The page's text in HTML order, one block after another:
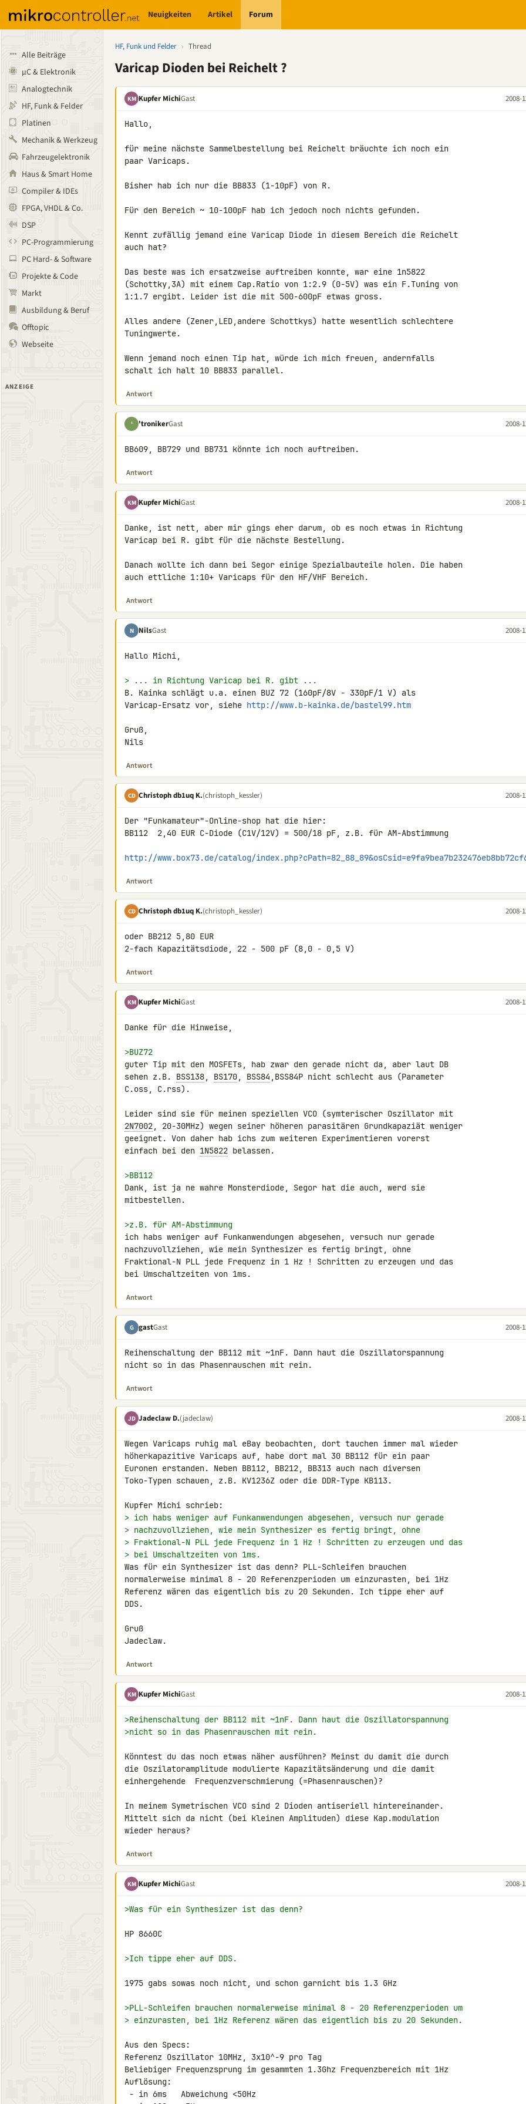
Neuigkeiten Artikel Forum
Alle Beiträge
µC & Elektronik
Analogtechnik
HF, Funk & Felder
Platinen
Mechanik & Werkzeug
Fahrzeugelektronik
Haus & Smart Home
Compiler & IDEs
FPGA, VHDL & Co.
DSP
PC-Programmierung
PC Hard- & Software
Projekte & Code
Markt
Ausbildung & Beruf
Offtopic
Webseite
ANZEIGE
HF, Funk und Felder › Thread
Varicap Dioden bei Reichelt ?
KM Kupfer MichiGast 2008-
Hallo,
für meine nächste Sammelbestellung bei Reichelt bräuchte ich noch ein
paar Varicaps.
Bisher hab ich nur die BB833 (1-10pF) von R.
Für den Bereich ~ 10-100pF hab ich jedoch noch nichts gefunden.
Kennt zufällig jemand eine Varicap Diode in diesem Bereich die Reichelt
auch hat?
Das beste was ich ersatzweise auftreiben konnte, war eine 1n5822
(Schottky,3A) mit einem Cap.Ratio von 1:2.9 (0-5V) was ein F.Tuning von
1:1.7 ergibt. Leider ist die mit 500-600pF etwas gross.
Alles andere (Zener,LED,andere Schottkys) hatte wesentlich schlechtere
Tuningwerte.
Wenn jemand noch einen Tip hat, würde ich mich freuen, andernfalls
schalt ich halt 10 BB833 parallel.
Antwort
' 'tronikerGast 2008-
BB609, BB729 und BB731 könnte ich noch auftreiben.
Antwort
KM Kupfer MichiGast 2008-
Danke, ist nett, aber mir gings eher darum, ob es noch etwas in Richtung
Varicap bei R. gibt für die nächste Bestellung.
Danach wollte ich dann bei Segor einige Spezialbauteile holen. Die haben
auch ettliche 1:10+ Varicaps für den HF/VHF Bereich.
Antwort
N NilsGast 2008-
Hallo Michi,
> ... in Richtung Varicap bei R. gibt ...
B. Kainka schlägt u.a. einen BUZ 72 (160pF/8V - 330pF/1 V) als
Varicap-Ersatz vor, siehe http://www.b-kainka.de/bastel99.htm
Gruß,
Nils
Antwort
CD Christoph db1uq K.(christoph_kessler) 2008-
Der "Funkamateur"-Online-shop hat die hier:
BB112  2,40 EUR C-Diode (C1V/12V) = 500/18 pF, z.B. für AM-Abstimmung
http://www.box73.de/catalog/
Antwort
CD Christoph db1uq K.(christoph_kessler) 2008-
oder BB212 5,80 EUR
2-fach Kapazitätsdiode, 22 - 500 pF (8,0 - 0,5 V)
Antwort
KM Kupfer MichiGast 2008-
Danke für die Hinweise,
>BUZ72
guter Tip mit den MOSFETs, hab zwar den gerade nicht da, aber laut DB
sehen z.B. BSS138, BS170, BSS84 ,BSS84P nicht schlecht aus (Parameter
C.oss, C.rss).
2N7002, 20-30MHz) wegen seiner höheren parasitären Grundkapaziät weniger
geeignet. Von daher hab ichs zum weiteren Experimentieren vorerst
einfach bei den 1N5822 belassen.
>BB112
Dank, ist ja ne wahre Monsterdiode, Segor hat die auch, werd sie
mitbestellen.
>z.B. für AM-Abstimmung
ich habs weniger auf Funkanwendungen abgesehen, versuch nur gerade
nachzuvollziehen, wie mein Synthesizer es fertig bringt, ohne
Fraktional-N PLL jede Frequenz in 1 Hz ! Schritten zu erzeugen und das
bei Umschaltzeiten von 1ms.
Antwort
G gastGast 2008-
Reihenschaltung der BB112 mit ~1nF. Dann haut die Oszillatorspannung
nicht so in das Phasenrauschen mit rein.
Antwort
JD Jadeclaw D.(jadeclaw) 2008-
Wegen Varicaps ruhig mal eBay beobachten, dort tauchen immer mal wieder
höherkapazitive Varicaps auf, habe dort mal 30 BB112 für ein paar
Euronen erstanden. Neben BB112, BB212, BB313 auch nach diversen
Toko-Typen schauen, z.B. KV1236Z oder die DDR-Type KB113.
> ich habs weniger auf Funkanwendungen abgesehen, versuch nur gerade
> nachzuvollziehen, wie mein Synthesizer es fertig bringt, ohne
> Fraktional-N PLL jede Frequenz in 1 Hz ! Schritten zu erzeugen und das
> bei Umschaltzeiten von 1ms.
Was für ein Synthesizer ist das denn? PLL-Schleifen brauchen
normalerweise minimal 8 - 20 Referenzperioden um einzurasten, bei 1Hz
Referenz wären das eigentlich bis zu 20 Sekunden. Ich tippe eher auf
DDS.
Gruß
Jadeclaw.
Antwort
KM Kupfer MichiGast 2008-
>Reihenschaltung der BB112 mit ~1nF. Dann haut die Oszillatorspannung
>nicht so in das Phasenrauschen mit rein.
Könntest du das noch etwas näher ausführen? Meinst du damit die durch
die Oszilatoramplitude modulierte Kapazitätsänderung und die damit
einhergehende  Frequenzverschmierung (=Phasenrauschen)?
In meinem Symetrischen VCO sind 2 Dioden antiseriell hintereinander.
Mittelt sich da nicht (bei kleinen Amplituden) diese Kap.modulation
wieder heraus?
Antwort
KM Kupfer MichiGast 2008-
>Was für ein Synthesizer ist das denn?
HP 8660C
>Ich tippe eher auf DDS.
1975 gabs sowas noch nicht, und schon garnicht bis 1.3 GHz
>PLL-Schleifen brauchen normalerweise minimal 8 - 20 Referenzperioden um
> einzurasten, bei 1Hz Referenz wären das eigentlich bis zu 20 Sekunden.
Aus den Specs:
Referenz Oszillator 10MHz, 3x10^-9 pro Tag
Beliebiger Frequenzsprung im gesammten 1.3Ghz Frequenzbereich mit 1Hz
Auflösung: